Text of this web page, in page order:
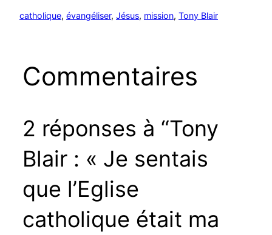
catholique, évangéliser, Jésus, mission, Tony Blair
Commentaires
2 réponses à “Tony
Blair : « Je sentais
que l’Eglise
catholique était ma